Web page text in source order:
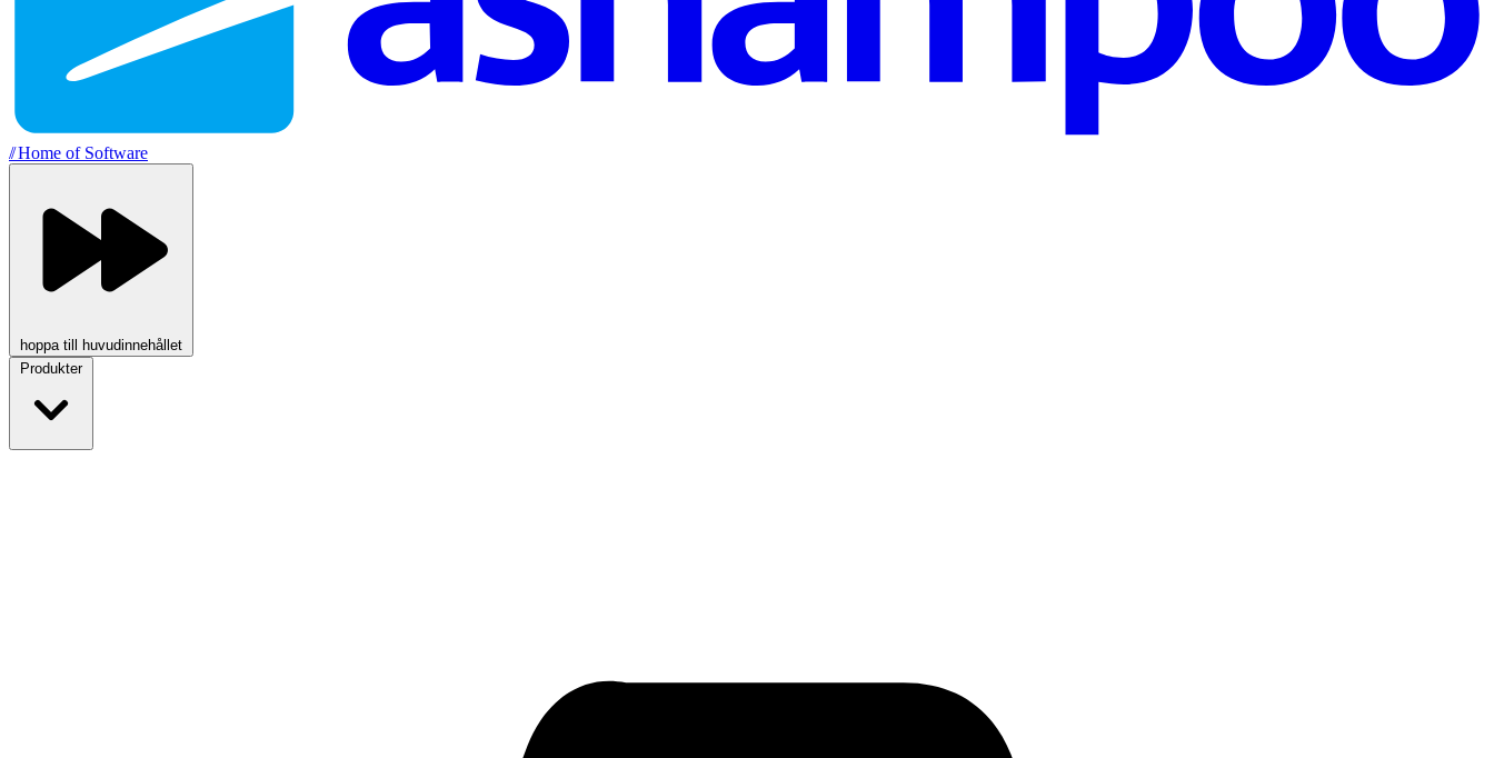
//Home of Software
hoppa till huvudinnehållet
Produkter